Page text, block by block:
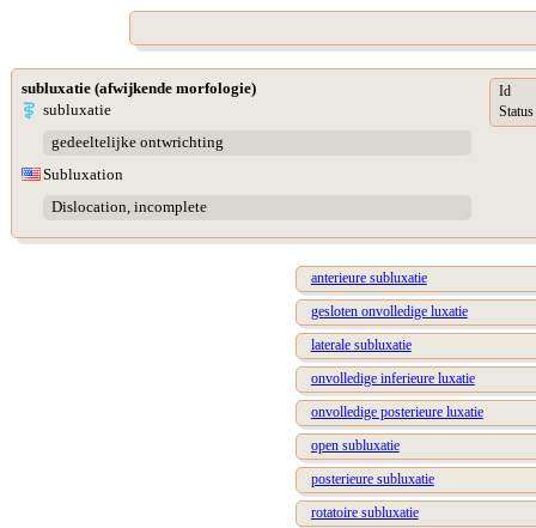
subluxatie (afwijkende morfologie)
subluxatie
gedeeltelijke ontwrichting
Subluxation
Dislocation, incomplete
Id
Status
anterieure subluxatie
gesloten onvolledige luxatie
laterale subluxatie
onvolledige inferieure luxatie
onvolledige posterieure luxatie
open subluxatie
posterieure subluxatie
rotatoire subluxatie